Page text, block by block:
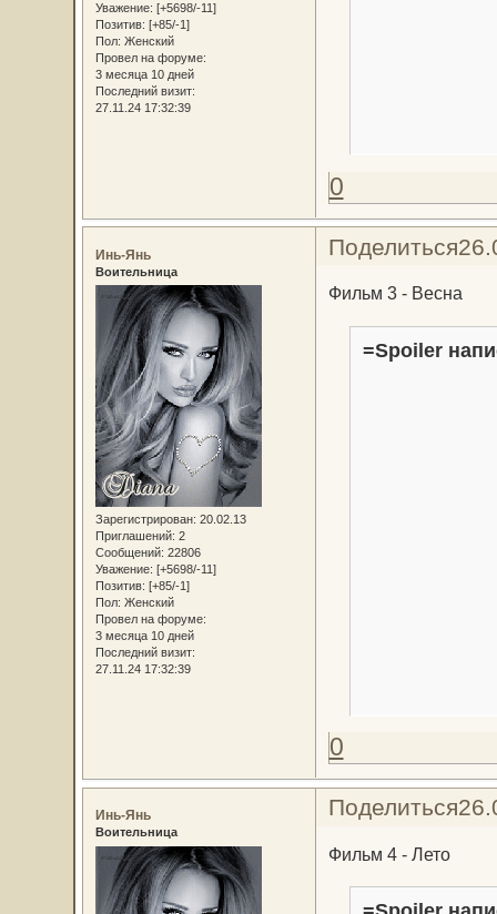
Уважение: [+5698/-11]
Позитив: [+85/-1]
Пол: Женский
Провел на форуме:
3 месяца 10 дней
Последний визит:
27.11.24 17:32:39
0
Поделиться
Инь-Янь
Воительница
Зарегистрирован: 20.02.13
Приглашений: 2
Сообщений: 22806
Уважение: [+5698/-11]
Позитив: [+85/-1]
Пол: Женский
Провел на форуме:
3 месяца 10 дней
Последний визит:
27.11.24 17:32:39
Фильм 3 - Весна
=Spoiler
0
Поделиться
Инь-Янь
Воительница
Фильм 4 - Лето